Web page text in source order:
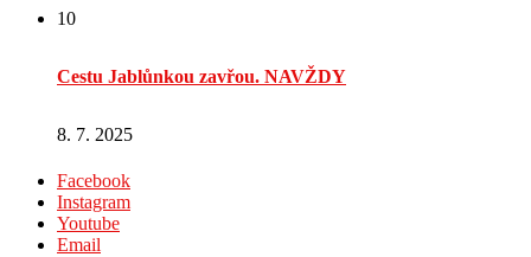
10
Cestu Jablůnkou zavřou. NAVŽDY
8. 7. 2025
Facebook
Instagram
Youtube
Email